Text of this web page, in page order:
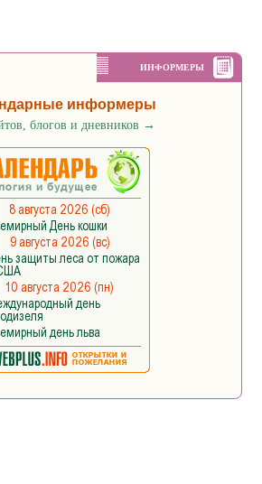
ИНФОРМЕРЫ
информеры
блогов и дневников →